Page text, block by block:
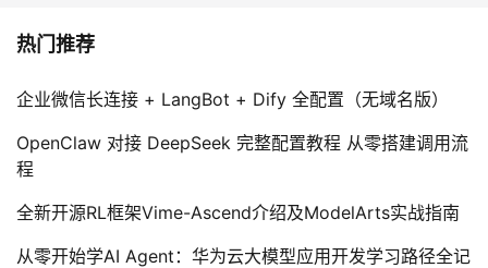
子
直
播
的
活
动
我
的
关
我
的
开
发
我
的
Programs
的
热门推荐
企业微信长连接 + LangBot + Dify 全配置（无域名版）
OpenClaw 对接 DeepSeek 完整配置教程 从零搭建调用流
程
全新开源RL框架Vime-Ascend介绍及ModelArts实战指南
从零开始学AI Agent：华为云大模型应用开发学习路径全记